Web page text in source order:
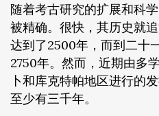
随着考古研究的扩展和科
被精确。很快，其历史就
达到了2500年，而到二十
2750年。然而，近期由多
卜和库克特帕地区进行的
至少有三千年。